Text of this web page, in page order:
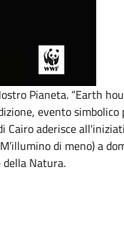
Pianeta. “Earth
evento
aderisce
di meno) a
Natura.